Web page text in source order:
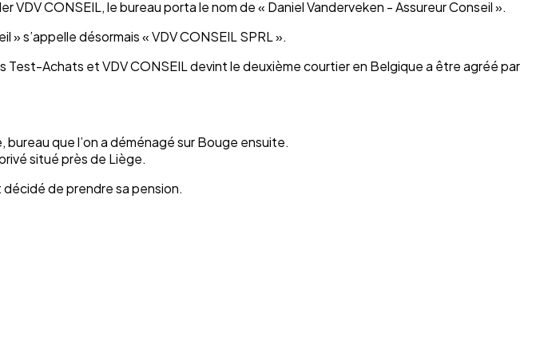
CONSEIL, le bureau porta le nom de « Daniel Vanderveken - Assureur Conseil ».
s’appelle désormais « VDV CONSEIL SPRL ».
Achats et VDV CONSEIL devint le deuxième courtier en Belgique a être agréé par
bureau que l’on a déménagé sur Bouge ensuite.
situé près de Liège.
décidé de prendre sa pension.